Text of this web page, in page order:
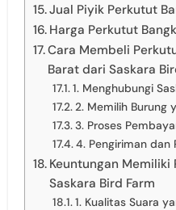
Jual Piyik Perkutut
Harga Perkutut
Cara Membeli
Barat dari Saskara
1. Menghubungi
2. Memilih Burung
3. Proses
4. Pengiriman dan
Keuntungan Memiliki
Saskara Bird Farm
1. Kualitas Suara